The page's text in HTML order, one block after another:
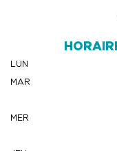
LUN
MAR
MER